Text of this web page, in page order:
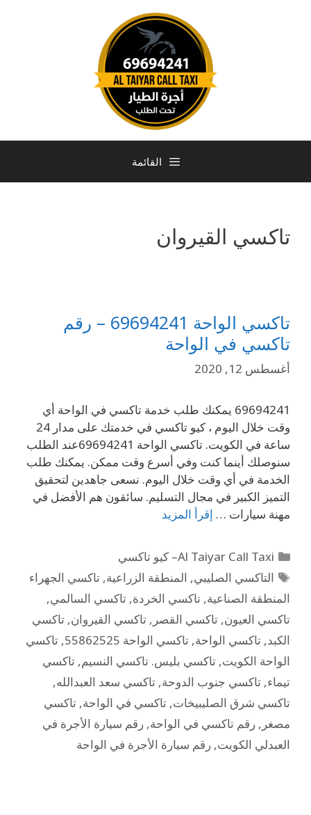
القائمة
تاكسي القيروان
تاكسي الواحة 69694241 – رقم
تاكسي في الواحة
أغسطس 12, 2020
69694241 يمكنك طلب خدمة تاكسي في الواحة أي
وقت خلال اليوم ، كيو تاكسي في خدمتك على مدار 24
ساعة في الكويت. تاكسي الواحة 69694241عند الطلب
سنوصلك أينما كنت وفي أسرع وقت ممكن. يمكنك طلب
الخدمة في أي وقت خلال اليوم. نسعى جاهدين لتحقيق
التميز الكبير في مجال التسليم. سائقون هم الأفضل في
مهنة سيارات … إقرأ المزيد
Al Taiyar Call Taxi– كيو تاكسي
التاكسي الصليبي, المنطقة الزراعية,تاكسي الجهراء
المنطقة الصناعية, تاكسي الخردة, تاكسي السالمي,
تاكسي العيون, تاكسي القصر , تاكسي القيروان, تاكسي
الكبد, تاكسي الواحة, تاكسي الواحة 55862525 , تاكسي
الواحة الكويت, تاكسي بليس. تاكسي النسيم, تاكسي
تيماء, تاكسي جنوب الدوحة, تاكسي سعد العبدالله,
تاكسي شرق الصليبيخات, تاكسي في الواحة, تاكسي
مصغر , رقم تاكسي في الواحة, رقم سيارة الأجرة في
العبدلي الكويت, رقم سيارة الأجرة في الواحة